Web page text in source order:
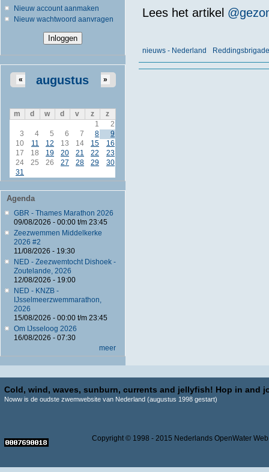
Nieuw account aanmaken
Nieuw wachtwoord aanvragen
augustus
« »
m d w d v z
z
1
2
3
4 5 6 7 8
9
10
11 12 13 14 15
16
17
18 19 20 21 22
23
24
25 26 27 28 29
30
31
Agenda
GBR - Thames Marathon 2026
09/08/2026 - 00:00t/m 23:45
Zeezwemmen Middelkerke
2026 #2
11/08/2026 - 19:30
NED - Zeezwemtocht Dishoek -
Zoutelande, 2026
12/08/2026 - 19:00
NED - KNZB -
IJsselmeerzwemmarathon,
2026
15/08/2026 - 00:00t/m 23:45
Om IJsseloog 2026
16/08/2026 - 07:30
meer
Lees het artikel
nieuws - Nederland Reddingsbrigade
Cold, wind, waves, sunburn, currents and jellyfish! Hop in and
Noww is de oudste zwemwebsite van Nederland (augustus 1998 gestart)
Copyright © 1998 - 2015 Nederlands OpenWater